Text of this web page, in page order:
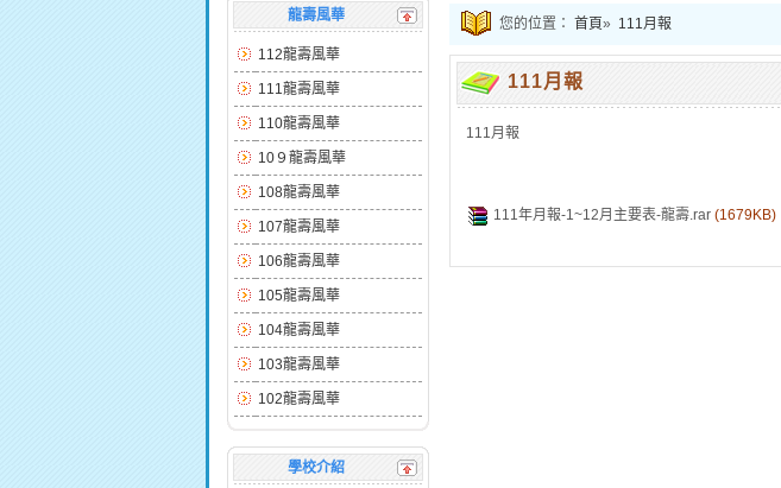
龍壽風華
112龍壽風華
111龍壽風華
110龍壽風華
10９龍壽風華
108龍壽風華
107龍壽風華
106龍壽風華
105龍壽風華
104龍壽風華
103龍壽風華
102龍壽風華
學校介紹
您的位置： 首頁» 111月報
111月報
111月報
111年月報-1~12月主要表-龍壽.rar (1679KB)